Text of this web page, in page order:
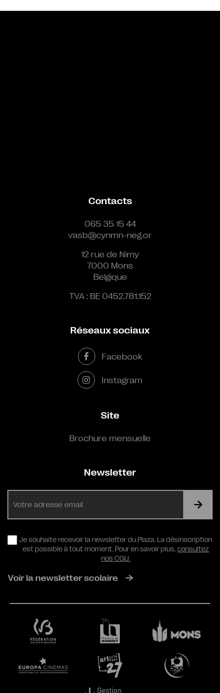
Contacts
065 35 15 44
vasb@cynmn-neg.or
12 rue de Nimy
7000 Mons
Belgique
TVA : BE 0452.781.152
Réseaux sociaux
Facebook
Instagram
Site
Brochure mensuelle
Newsletter
RGPD
Je souhaite recevoir la newsletter du Plaza. La désinscription
est possible à tout moment. Pour en savoir plus,consultez
nos CGU.
Voir la newsletter scolaire